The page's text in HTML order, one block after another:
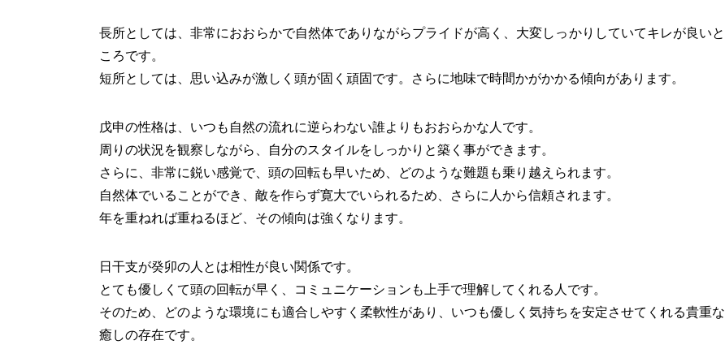
長所としては、非常におおらかで自然体でありながらプライドが高く、大変しっかりしていてキレが良いと
ころです。
短所としては、思い込みが激しく頭が固く頑固です。さらに地味で時間かがかかる傾向があります。
戊申の性格は、いつも自然の流れに逆らわない誰よりもおおらかな人です。
周りの状況を観察しながら、自分のスタイルをしっかりと築く事ができます。
さらに、非常に鋭い感覚で、頭の回転も早いため、どのような難題も乗り越えられます。
自然体でいることができ、敵を作らず寛大でいられるため、さらに人から信頼されます。
年を重ねれば重ねるほど、その傾向は強くなります。
日干支が癸卯の人とは相性が良い関係です。
とても優しくて頭の回転が早く、コミュニケーションも上手で理解してくれる人です。
そのため、どのような環境にも適合しやすく柔軟性があり、いつも優しく気持ちを安定させてくれる貴重な
癒しの存在です。